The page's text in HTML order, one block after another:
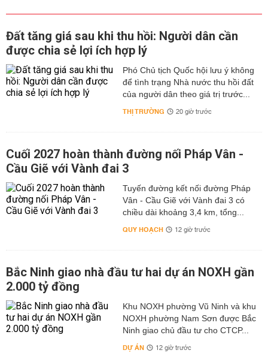
Đất tăng giá sau khi thu hồi: Người dân cần
được chia sẻ lợi ích hợp lý
Phó Chủ tịch Quốc hội lưu ý không
để tình trạng Nhà nước thu hồi đất
của người dân theo giá trị trước...
THỊ TRƯỜNG 20 giờ trước
Cuối 2027 hoàn thành đường nối Pháp Vân -
Cầu Giẽ với Vành đai 3
Tuyến đường kết nối đường Pháp
Vân - Cầu Giẽ với Vành đai 3 có
chiều dài khoảng 3,4 km, tổng...
QUY HOẠCH 12 giờ trước
Bắc Ninh giao nhà đầu tư hai dự án NOXH gần
2.000 tỷ đồng
Khu NOXH phường Vũ Ninh và khu
NOXH phường Nam Sơn được Bắc
Ninh giao chủ đầu tư cho CTCP...
DỰ ÁN 12 giờ trước